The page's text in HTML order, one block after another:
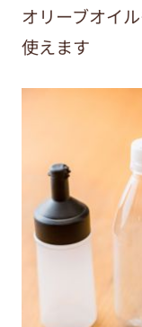
オリーブオイ
使えます